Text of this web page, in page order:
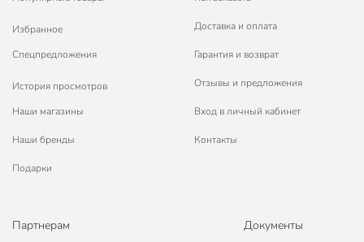
Избранное
Спецпредложения
История просмотров
Наши магазины
Наши бренды
Подарки
Доставка и оплата
Гарантия и возврат
Отзывы и предложения
Вход в личный кабинет
Контакты
Партнерам Документы